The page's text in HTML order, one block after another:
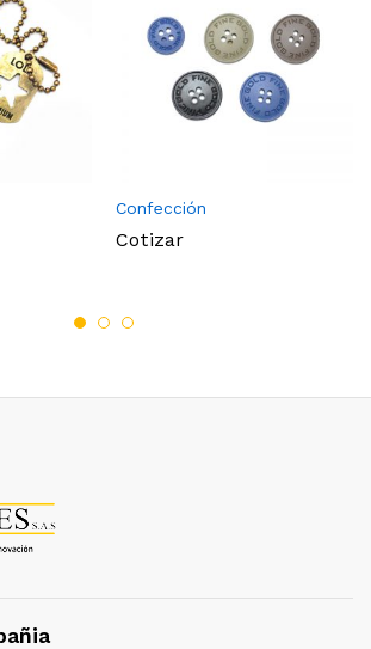
Confección
Cotizar